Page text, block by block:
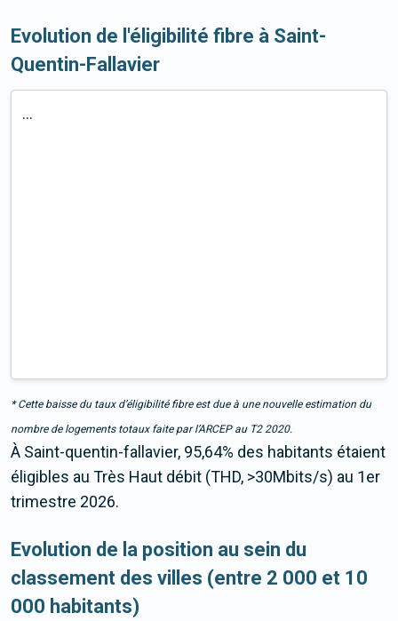
Evolution de l'éligibilité fibre à Saint-
Quentin-Fallavier
...
* Cette baisse du taux d’éligibilité fibre est due à une nouvelle estimation du
nombre de logements totaux faite par l’ARCEP au T2 2020.
À Saint-quentin-fallavier, 95,64% des habitants étaient
éligibles au Très Haut débit (THD, >30Mbits/s) au 1er
trimestre 2026.
Evolution de la position au sein du
classement des villes (entre 2 000 et 10
000 habitants)